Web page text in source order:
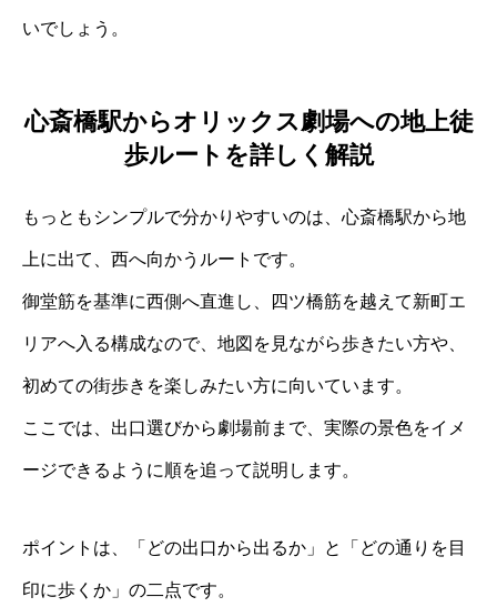
いでしょう。
心斎橋駅からオリックス劇場への地上徒
歩ルートを詳しく解説
もっともシンプルで分かりやすいのは、心斎橋駅から地
上に出て、西へ向かうルートです。
御堂筋を基準に西側へ直進し、四ツ橋筋を越えて新町エ
リアへ入る構成なので、地図を見ながら歩きたい方や、
初めての街歩きを楽しみたい方に向いています。
ここでは、出口選びから劇場前まで、実際の景色をイメ
ージできるように順を追って説明します。
ポイントは、「どの出口から出るか」と「どの通りを目
印に歩くか」の二点です。